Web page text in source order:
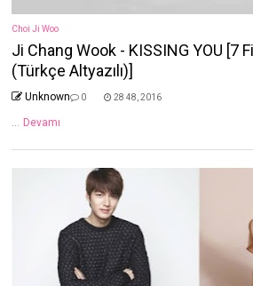
Choi Ji Woo
Ji Chang Wook - KISSING YOU [7
(Türkçe Altyazılı)]
Unknown 0 28 48, 2016
... Devamı